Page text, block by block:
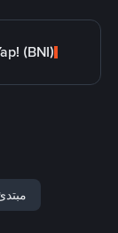
(BNI)